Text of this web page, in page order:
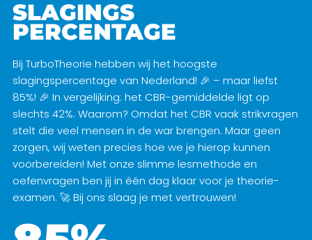
SLAGINGS
PERCENTAGE
Bij TurboTheorie hebben wij het hoogste
slagingspercentage van Nederland! 🎉 – maar liefst
85%! 🎉 In vergelijking: het CBR-gemiddelde ligt op
slechts 42%. Waarom? Omdat het CBR vaak strikvragen
stelt die veel mensen in de war brengen. Maar geen
zorgen, wij weten precies hoe we je hierop kunnen
voorbereiden! Met onze slimme lesmethode en
oefenvragen ben jij in één dag klaar voor je theorie-
examen. 🚀 Bij ons slaag je met vertrouwen!